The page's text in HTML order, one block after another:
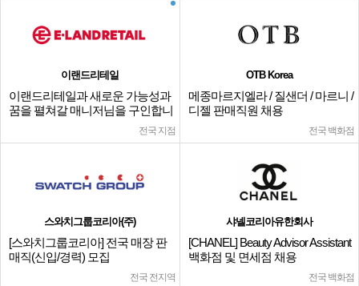
이랜드리테일
이랜드리테일과 새로운 가능성과
꿈을 펼쳐갈 매니저님을 구인합니
전국 지점
OTB Korea
메종마르지엘라 / 질샌더 / 마르니 /
디젤 판매직원 채용
전국 백화점
스와치그룹코리아(주)
[스와치그룹코리아] 전국 매장 판
매직(신입/경력) 모집
전국 전지역
샤넬코리아유한회사
[CHANEL] Beauty Advisor Assistant
백화점 및 면세점 채용
전국 백화점